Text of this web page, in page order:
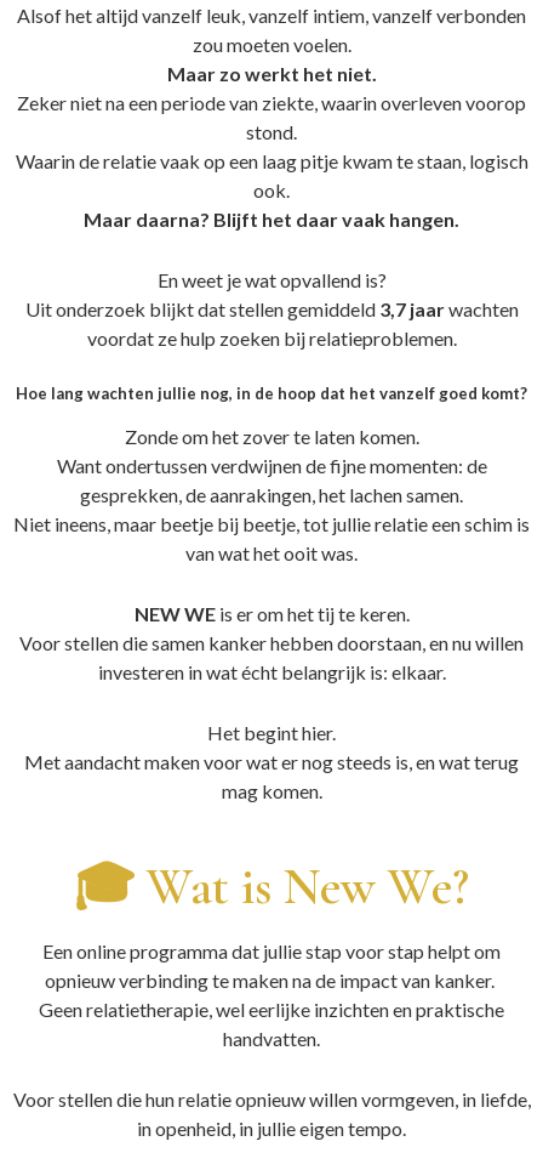
Alsof het altijd vanzelf leuk, vanzelf intiem, vanzelf verbonden
zou moeten voelen.
Maar zo werkt het niet.
Zeker niet na een periode van ziekte, waarin overleven voorop
stond.
Waarin de relatie vaak op een laag pitje kwam te staan, logisch
ook.
Maar daarna? Blijft het daar vaak hangen.
En weet je wat opvallend is?
Uit onderzoek blijkt dat stellen gemiddeld 3,7 jaarwachten
voordat ze hulp zoeken bij relatieproblemen.
Hoe lang wachten jullie nog, in de hoop dat het vanzelf goed komt?
Zonde om het zover te laten komen.
Want ondertussen verdwijnen de fijne momenten: de
gesprekken, de aanrakingen, het lachen samen.
Niet ineens, maar beetje bij beetje, tot jullie relatie een schim is
van wat het ooit was.
NEW WEis er om het tij te keren.
Voor stellen die samen kanker hebben doorstaan, en nu willen
investeren in wat écht belangrijk is: elkaar.
Het begint hier.
Met aandacht maken voor wat er nog steeds is, en wat terug
mag komen.
🎓 Wat is New We?
Een online programma dat jullie stap voor stap helpt om
opnieuw verbinding te maken na de impact van kanker.
Geen relatietherapie, wel eerlijke inzichten en praktische
handvatten.
Voor stellen die hun relatie opnieuw willen vormgeven, in liefde,
in openheid, in jullie eigen tempo.